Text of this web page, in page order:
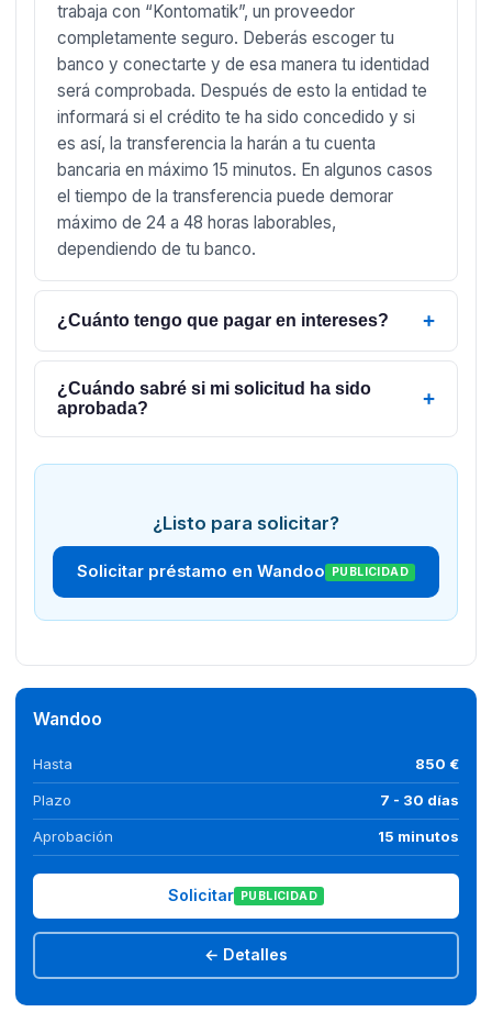
trabaja con “Kontomatik”, un proveedor
completamente seguro. Deberás escoger tu
banco y conectarte y de esa manera tu identidad
será comprobada. Después de esto la entidad te
informará si el crédito te ha sido concedido y si
es así, la transferencia la harán a tu cuenta
bancaria en máximo 15 minutos. En algunos casos
el tiempo de la transferencia puede demorar
máximo de 24 a 48 horas laborables,
dependiendo de tu banco.
¿Cuánto tengo que pagar en intereses? +
¿Cuándo sabré si mi solicitud ha sido
aprobada?
+
¿Listo para solicitar?
Solicitar préstamo en Wandoo PUBLICIDAD
Wandoo
Hasta 850 €
Plazo 7 - 30 días
Aprobación 15 minutos
Solicitar PUBLICIDAD
← Detalles